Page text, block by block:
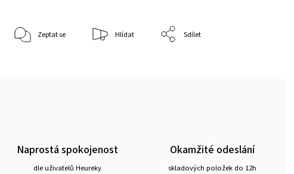
Zeptat se Hlídat Sdílet
Naprostá spokojenost
dle uživatelů Heureky
Okamžité odeslání
skladových položek do 12h